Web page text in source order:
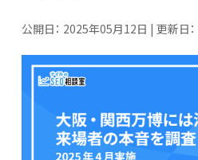
公開日： 2025年05月12日 | 更新日：